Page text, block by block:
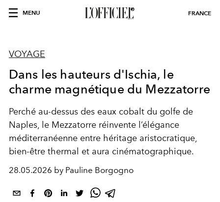
MENU FRANCE
VOYAGE
Dans les hauteurs d'Ischia, le
charme magnétique du Mezzatorre
Perché au-dessus des eaux cobalt du golfe de
Naples, le Mezzatorre réinvente l’élégance
méditerranéenne entre héritage aristocratique,
bien-être thermal et aura cinématographique.
28.05.2026 by Pauline Borgogno